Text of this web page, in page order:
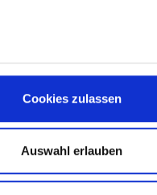
Cookies zulassen
Auswahl erlauben